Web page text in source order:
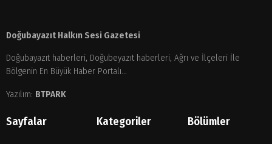
Doğubayazıt Halkın Sesi Gazetesi
Doğubayazıt haberleri, Doğubeyazıt haberleri, Ağrı ve İlçeleri İle
Bölgenin En Büyük Haber Portalı...
Yazılım: BTPARK
Sayfalar Kategoriler Bölümler